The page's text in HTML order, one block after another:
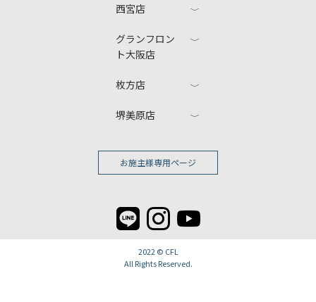
西宮店
グランフロン
ト大阪店
枚方店
堺美原店
お施主様専用ページ
2022 © CFL
All Rights Reserved.